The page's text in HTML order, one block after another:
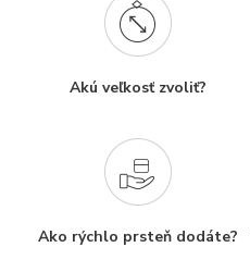
Akú veľkosť zvoliť?
Ako rýchlo prsteň dodáte?